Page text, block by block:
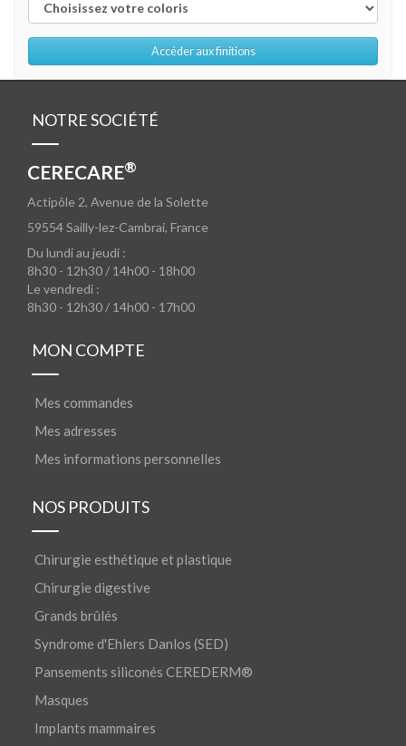
Accéder aux finitions
NOTRE SOCIÉTÉ
CERECARE®
Actipôle 2, Avenue de la Solette
59554Sailly-lez-Cambrai, France
Du lundi au jeudi :
8h30 - 12h30 / 14h00 - 18h00
Le vendredi :
8h30 - 12h30 / 14h00 - 17h00
MON COMPTE
Mes commandes
Mes adresses
Mes informations personnelles
NOS PRODUITS
Chirurgie esthétique et plastique
Chirurgie digestive
Grands brûlés
Syndrome d'Ehlers Danlos (SED)
Pansements siliconés CEREDERM®
Masques
Implants mammaires